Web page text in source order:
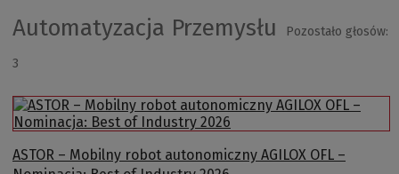
Automatyzacja Przemysłu Pozostało głosów:
3
ASTOR – Mobilny robot autonomiczny AGILOX OFL –